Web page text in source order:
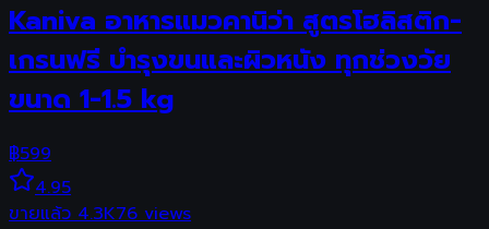
Kaniva อาหารแมวคานิว่า สูตรโฮลิสติก-
เกรนฟรี บำรุงขนและผิวหนัง ทุกช่วงวัย
ขนาด 1-1.5 kg
฿599
4.95
ขายแล้ว4.3K76views